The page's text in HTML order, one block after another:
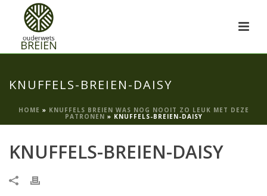
KNUFFELS-BREIEN-DAISY
HOME » KNUFFELS BREIEN WAS NOG NOOIT ZO LEUK MET DEZE
PATRONEN » KNUFFELS-BREIEN-DAISY
KNUFFELS-BREIEN-DAISY